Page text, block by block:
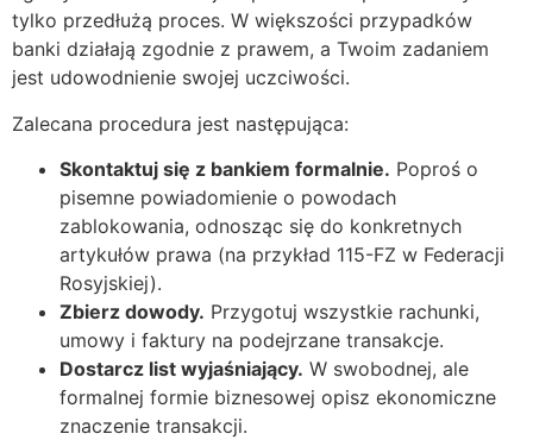
tylko przedłużą proces. W większości przypadków
banki działają zgodnie z prawem, a Twoim zadaniem
jest udowodnienie swojej uczciwości.
Zalecana procedura jest następująca:
Skontaktuj się z bankiem formalnie. Poproś o
pisemne powiadomienie o powodach
zablokowania, odnosząc się do konkretnych
artykułów prawa (na przykład 115-FZ w Federacji
Rosyjskiej).
Zbierz dowody. Przygotuj wszystkie rachunki,
umowy i faktury na podejrzane transakcje.
Dostarcz list wyjaśniający. W swobodnej, ale
formalnej formie biznesowej opisz ekonomiczne
znaczenie transakcji.